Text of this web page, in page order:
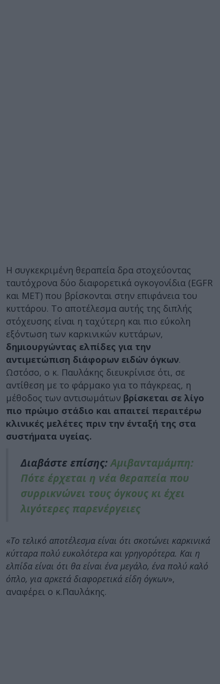
Η συγκεκριμένη θεραπεία δρα στοχεύοντας
ταυτόχρονα δύο διαφορετικά ογκογονίδια (EGFR
και MET) που βρίσκονται στην επιφάνεια του
κυττάρου. Το αποτέλεσμα αυτής της διπλής
στόχευσης είναι η ταχύτερη και πιο εύκολη
εξόντωση των καρκινικών κυττάρων,
δημιουργώντας ελπίδες για την
αντιμετώπιση διάφορων ειδών όγκων.
Ωστόσο, ο κ. Παυλάκης διευκρίνισε ότι, σε
αντίθεση με το φάρμακο για το πάγκρεας, η
μέθοδος των αντισωμάτων βρίσκεται σε λίγο
πιο πρώιμο στάδιο και απαιτεί περαιτέρω
κλινικές μελέτες πριν την ένταξή της στα
συστήματα υγείας.
Διαβάστε επίσης: Αμιβανταμάμπη:
Πότε έρχεται η νέα θεραπεία που
συρρικνώνει τους όγκους κι έχει
λιγότερες παρενέργειες
«Το τελικό αποτέλεσμα είναι ότι σκοτώνει καρκινικά
κύτταρα πολύ ευκολότερα και γρηγορότερα. Και η
ελπίδα είναι ότι θα είναι ένα μεγάλο, ένα πολύ καλό
όπλο, για αρκετά διαφορετικά είδη όγκων»,
αναφέρει ο κ.Παυλάκης.